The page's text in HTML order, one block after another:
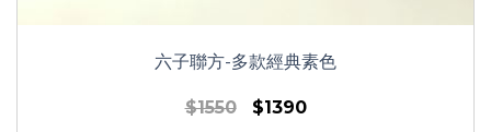
六子聯方-多款經典素色
$1550 $1390